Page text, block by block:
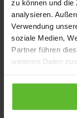
zu können und die
analysieren.
Verwendung
soziale Medien,
Partner führen
weiteren Daten
gesammelt haben.
Application error: a
loading